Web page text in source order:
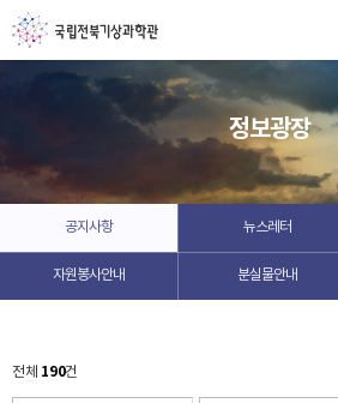
정보광장
공지사항 뉴스레터
자원봉사안내 분실물안내
전체 190건